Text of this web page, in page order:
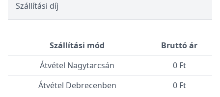
Szállítási díj
Szállítási mód
Bruttó ár
Átvétel Nagytarcsán
0 Ft
Átvétel Debrecenben
0 Ft